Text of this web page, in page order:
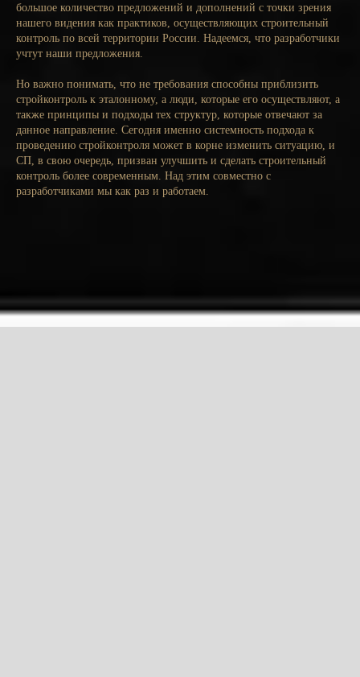
большое количество предложений и дополнений с точки зрения
нашего видения как практиков, осуществляющих строительный
контроль по всей территории России. Надеемся, что разработчики
учтут наши предложения.
Но важно понимать, что не требования способны приблизить
стройконтроль к эталонному, а люди, которые его осуществляют, а
также принципы и подходы тех структур, которые отвечают за
данное направление. Сегодня именно системность подхода к
проведению стройконтроля может в корне изменить ситуацию, и
СП, в свою очередь, призван улучшить и сделать строительный
контроль более современным. Над этим совместно с
разработчиками мы как раз и работаем.